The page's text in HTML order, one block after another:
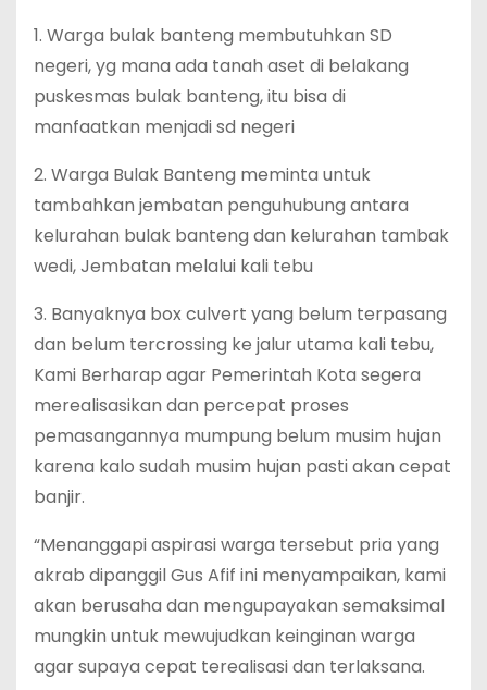
1. Warga bulak banteng membutuhkan SD
negeri, yg mana ada tanah aset di belakang
puskesmas bulak banteng, itu bisa di
manfaatkan menjadi sd negeri
2. Warga Bulak Banteng meminta untuk
tambahkan jembatan penguhubung antara
kelurahan bulak banteng dan kelurahan tambak
wedi, Jembatan melalui kali tebu
3. Banyaknya box culvert yang belum terpasang
dan belum tercrossing ke jalur utama kali tebu,
Kami Berharap agar Pemerintah Kota segera
merealisasikan dan percepat proses
pemasangannya mumpung belum musim hujan
karena kalo sudah musim hujan pasti akan cepat
banjir.
“Menanggapi aspirasi warga tersebut pria yang
akrab dipanggil Gus Afif ini menyampaikan, kami
akan berusaha dan mengupayakan semaksimal
mungkin untuk mewujudkan keinginan warga
agar supaya cepat terealisasi dan terlaksana.